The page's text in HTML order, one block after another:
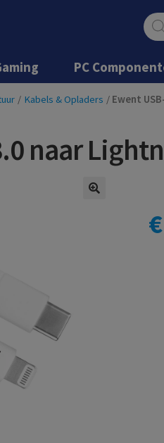
PC
/ Kabels & Opladers / Ewent
naar
€